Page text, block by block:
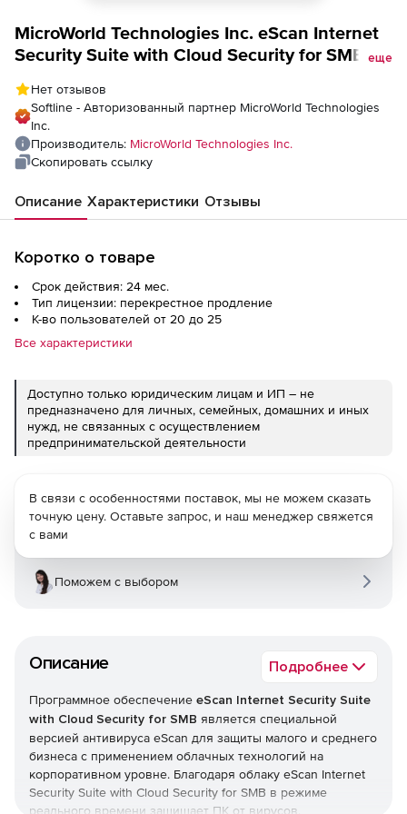
MicroWorld Technologies Inc. eScan Internet
Security Suite with Cloud Security for SMB
еще
Нет отзывов
Softline - Авторизованный партнер MicroWorld Technologies
Inc.
Производитель: MicroWorld Technologies Inc.
Скопировать ссылку
Описание Характеристики Отзывы
Коротко о товаре
Срок действия: 24 мес.
Тип лицензии: перекрестное продление
К-во пользователей от 20 до 25
Все характеристики
Доступно только юридическим лицам и ИП – не
предназначено для личных, семейных, домашних и иных
нужд, не связанных с осуществлением
предпринимательской деятельности
Описание Подробнее
Программное обеспечение eScan Internet Security Suite
with Cloud Security for SMB является специальной
версией антивируса eScan для защиты малого и среднего
бизнеса с применением облачных технологий на
корпоративном уровне. Благодаря облаку eScan Internet
Security Suite with Cloud Security for SMB в режиме
реального времени защищает ПК от вирусов,
В связи с особенностями поставок, мы не можем сказать
точную цену. Оставьте запрос, и наш менеджер свяжется
с вами
Поможем с выбором